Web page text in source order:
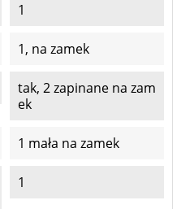
1
1, na zamek
tak, 2 zapinane na zam
ek
1 mała na zamek
1